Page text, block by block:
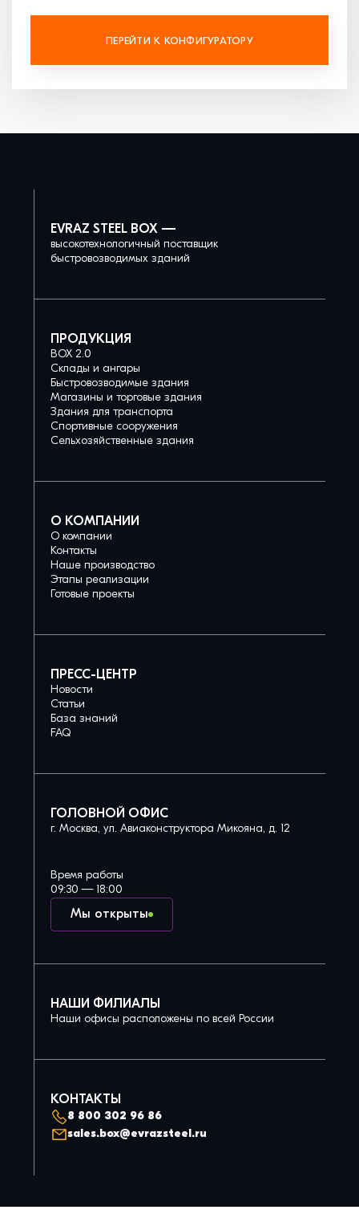
ПЕРЕЙТИ К КОНФИГУРАТОРУ
EVRAZ STEEL BOX —
высокотехнологичный поставщик
быстровозводимых зданий
ПРОДУКЦИЯ
BOX 2.0
Склады и ангары
Быстровозводимые здания
Магазины и торговые здания
Здания для транспорта
Спортивные сооружения
Сельхозяйственные здания
О КОМПАНИИ
О компании
Контакты
Наше производство
Этапы реализации
Готовые проекты
ПРЕСС-ЦЕНТР
Новости
Статьи
База знаний
FAQ
ГОЛОВНОЙ ОФИС
г. Москва, ул. Авиаконструктора Микояна, д. 12
Мы открыты
Время работы
09:30 — 18:00
НАШИ ФИЛИАЛЫ
Наши офисы расположены по всей России
КОНТАКТЫ
8 800 302 96 86
sales.box@evrazsteel.ru